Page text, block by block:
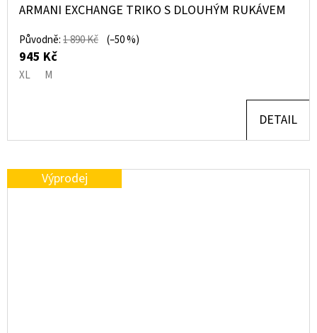
ARMANI EXCHANGE TRIKO S DLOUHÝM RUKÁVEM
Původně:1 890 Kč (–50 %)
945 Kč
XL M
DETAIL
Výprodej